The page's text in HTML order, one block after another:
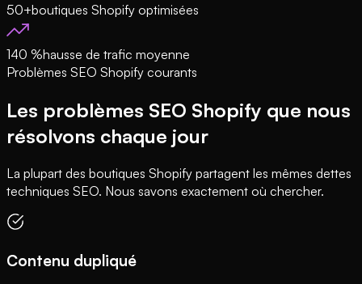
50+boutiques Shopify optimisées
140 %hausse de trafic moyenne
Problèmes SEO Shopify courants
Les problèmes SEO Shopify que nous
résolvons chaque jour
La plupart des boutiques Shopify partagent les mêmes dettes
techniques SEO. Nous savons exactement où chercher.
Contenu dupliqué